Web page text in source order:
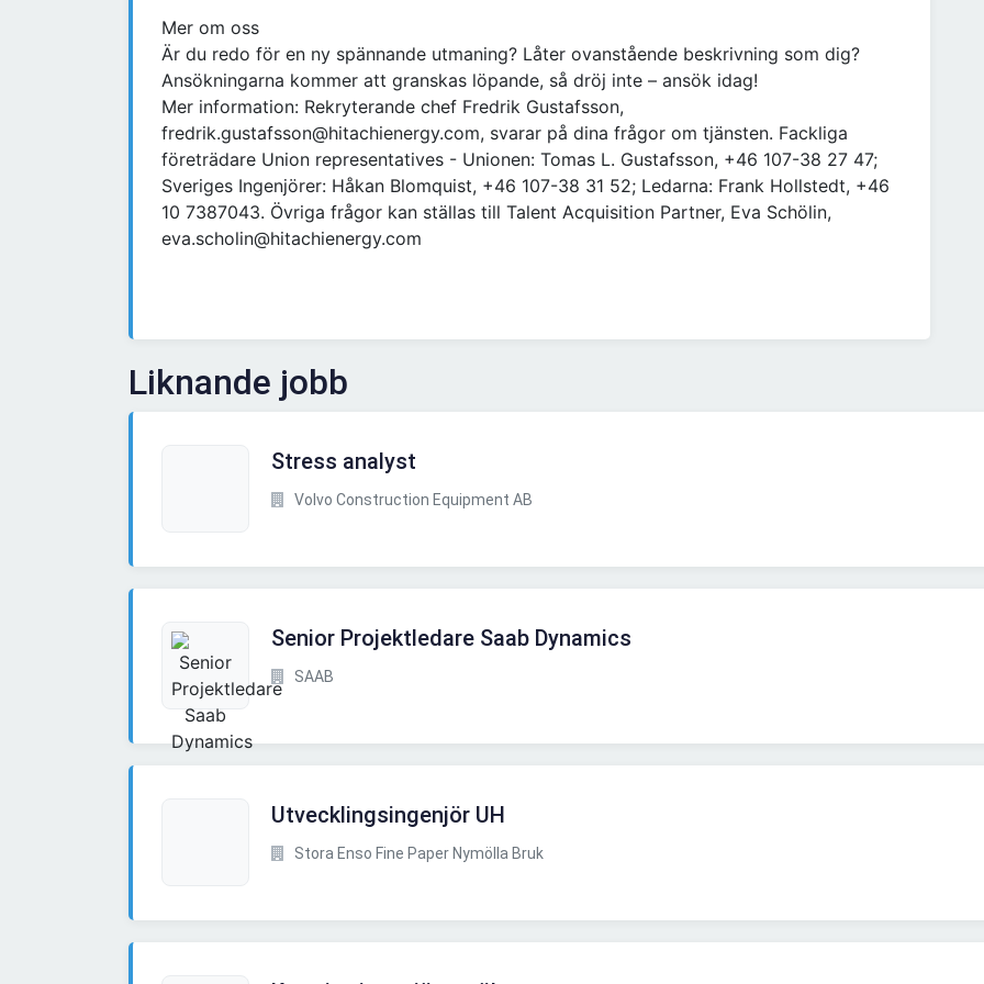
Mer om oss
Är du redo för en ny spännande utmaning? Låter ovanstående beskrivning som dig?
Ansökningarna kommer att granskas löpande, så dröj inte – ansök idag!
Mer information: Rekryterande chef Fredrik Gustafsson,
fredrik.gustafsson@hitachienergy.com, svarar på dina frågor om tjänsten. Fackliga
företrädare Union representatives - Unionen: Tomas L. Gustafsson, +46 107-38 27 47;
Sveriges Ingenjörer: Håkan Blomquist, +46 107-38 31 52; Ledarna: Frank Hollstedt, +46
10 7387043. Övriga frågor kan ställas till Talent Acquisition Partner, Eva Schölin,
eva.scholin@hitachienergy.com
Liknande jobb
Stress analyst
Volvo Construction Equipment AB
Senior Projektledare Saab Dynamics
SAAB
Utvecklingsingenjör UH
Stora Enso Fine Paper Nymölla Bruk